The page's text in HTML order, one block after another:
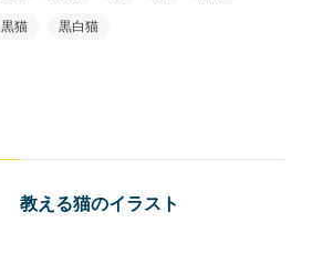
黒猫 黒白猫
教える猫のイラスト